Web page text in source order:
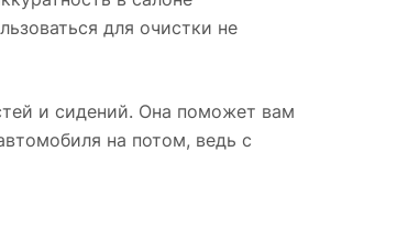
для очистки не
и сидений. Она поможет вам
на потом, ведь с